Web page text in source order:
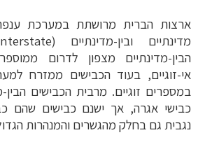
ארצות הברית מרושתת במערכת
מדינתיים ובין-מדינתיים (
הבין-מדינתיים מצפון לדרום
אי-זוגיים, בעוד הכבישים ממזרח
במספרים זוגיים. מרבית הכבישים הבין-
כבישי אגרה, אך ישנם כבישים שהם
נגבית גם בחלק מהגשרים והמנהרות